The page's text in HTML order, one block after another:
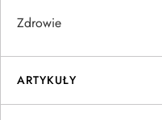
Zdrowie
ARTYKUŁY